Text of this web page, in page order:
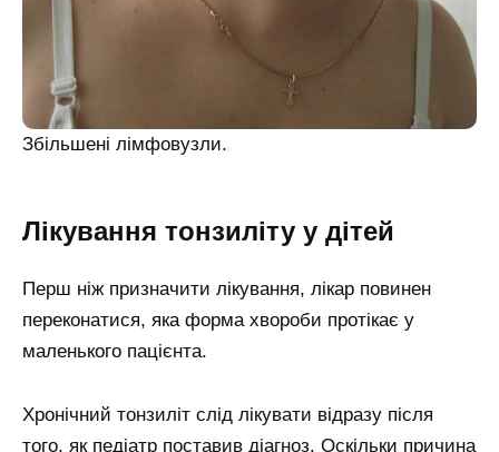
Збільшені лімфовузли.
Лікування тонзиліту у дітей
Перш ніж призначити лікування, лікар повинен
переконатися, яка форма хвороби протікає у
маленького пацієнта.
Хронічний тонзиліт слід лікувати відразу після
того, як педіатр поставив діагноз. Оскільки причина